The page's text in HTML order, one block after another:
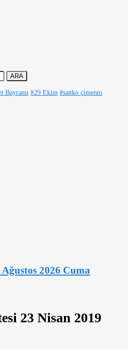
Bayramı #29 Ekim #sanko çimento
Ağustos 2026 Cuma
23 Nisan 2019